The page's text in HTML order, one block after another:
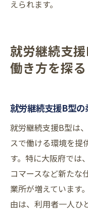
えられます。
就労継続支
働き方を探る
就労継続支援B型
就労継続支援B型は
スで働ける環境を提
す。特に大阪府では
コマースなど新たな
業所が増えています
由は、利用者一人ひ